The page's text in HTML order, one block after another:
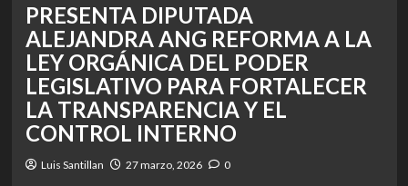
PRESENTA DIPUTADA
ALEJANDRA ANG REFORMA A LA
LEY ORGÁNICA DEL PODER
LEGISLATIVO PARA FORTALECER
LA TRANSPARENCIA Y EL
CONTROL INTERNO
Luis Santillan 27 marzo, 2026 0